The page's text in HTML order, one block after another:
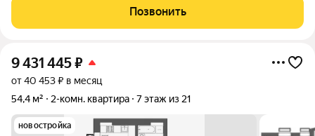
использованием дорогих материалов. Район славится
развитой инфраструктурой,
Позвонить
9 431 445₽
от 40 453 ₽ в месяц
54,4 м²
2-комн. квартира 7 этаж из 21
новостройка